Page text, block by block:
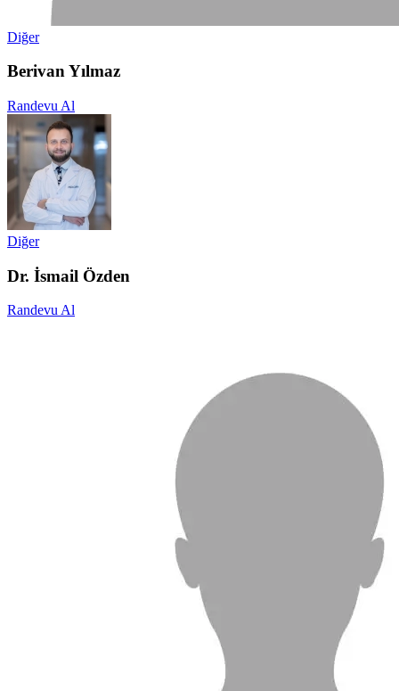
Diğer
Berivan Yılmaz
Randevu Al
Diğer
Dr. İsmail Özden
Randevu Al